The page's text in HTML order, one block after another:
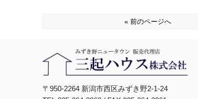
« 前のページへ
〒950-2264 新潟市西区みずき野2-1-24